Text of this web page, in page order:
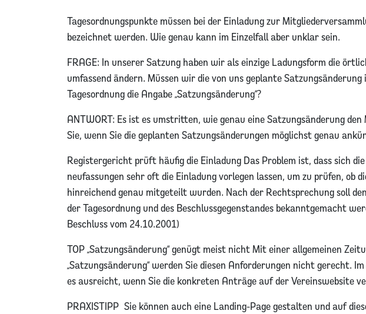
Tagesordnungspunkte müssen bei der Einladung zur
bezeichnet werden. Wie genau kann im Einzelfall aber unklar sein.
FRAGE: In unserer Satzung haben wir als einzige Ladungsform die
umfassend ändern. Müssen wir die von uns geplante
Tagesordnung die Angabe „Satzungsänderung“?
ANTWORT: Es ist es umstritten, wie genau eine Satzungsänderung
Sie, wenn Sie die geplanten Satzungsänderungen möglichst genau
Registergericht prüft häufig die Einladung Das Problem ist, dass sich
neufassungen sehr oft die Einladung vorlegen lassen, um zu prüfen, ob
hinreichend genau mitgeteilt wurden. Nach der Rechtsprechung soll
der Tagesordnung und des Beschlussgegenstandes bekanntgemacht
Beschluss vom 24.10.2001)
TOP „Satzungsänderung“ genügt meist nicht Mit einer allgemeinen
„Satzungsänderung“ werden Sie diesen Anforderungen nicht
es ausreicht, wenn Sie die konkreten Anträge auf der Vereinswebsite
PRAXISTIPP Sie können auch eine Landing-Page gestalten und auf